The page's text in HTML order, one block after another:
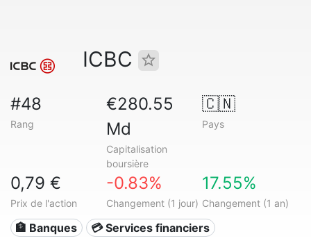
ICBC
#48
Rang
€280.55
Md
Capitalisation
boursière
🇨🇳
Pays
0,79 €
Prix de l'action
-0.83%
Changement (1 jour)
17.55%
Changement (1 an)
🏦 Banques 💳 Services financiers